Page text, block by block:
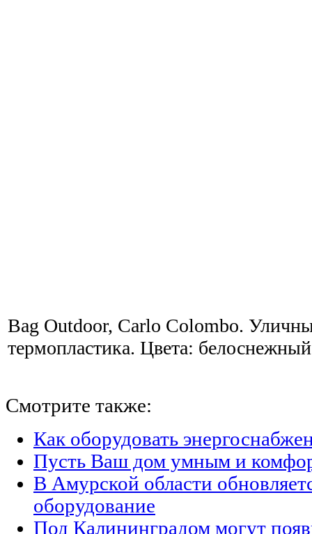
Bag Outdoor, Carlo Colombo.
термопластика. Цвета:
Смотрите также:
Как оборудовать
Пусть Ваш дом умным и
В Амурской области
оборудование
Под Калининградом могут